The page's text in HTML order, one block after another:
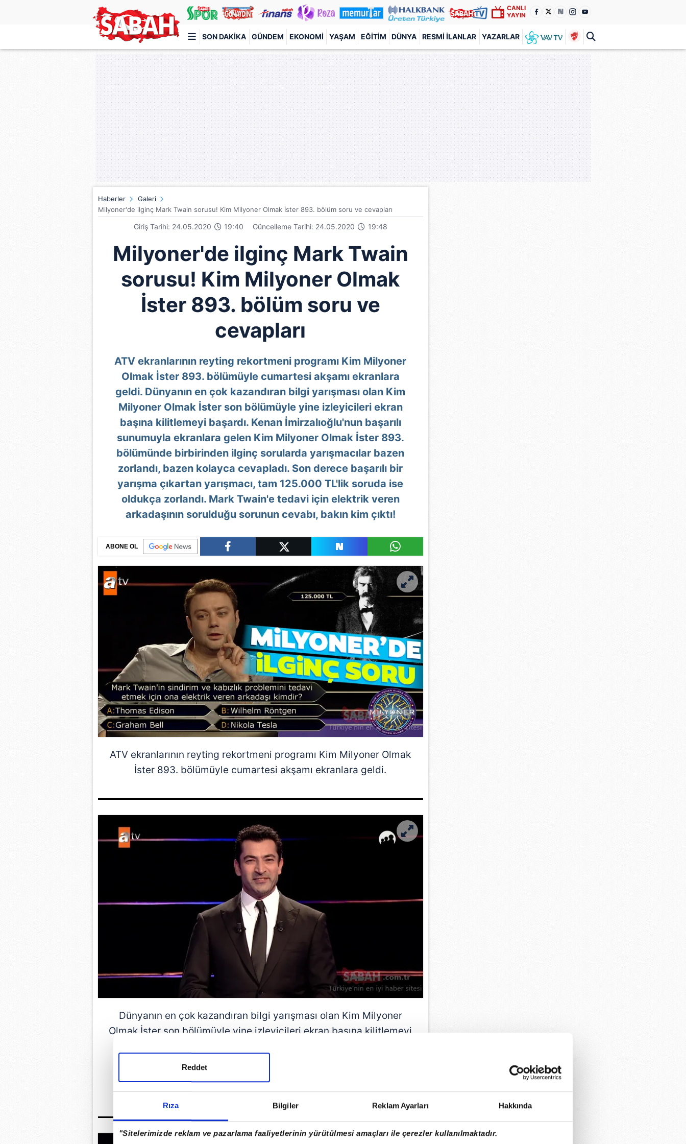
Rıza Bilgiler Reklam Ayarları Hakkında
"Sitelerimizde reklam ve pazarlama faaliyetlerinin yürütülmesi amaçları ile çerezler kullanılmaktadır.
Reddet
CANLI
YAYIN
SON DAKIKA GÜNDEM EKONOMI YAŞAM EĞITIM DÜNYA RESMI İLANLAR YAZARLAR
Türkiye'nin en iyi haber sitesi
Haberler
Galeri
Milyoner'de ilginç Mark Twain sorusu! Kim Milyoner Olmak İster 893. bölüm soru ve cevapları
Giriş Tarihi: 24.05.2020 19:40 Güncelleme Tarihi: 24.05.2020 19:48
Milyoner'de ilginç Mark Twain
sorusu! Kim Milyoner Olmak
İster 893. bölüm soru ve
cevapları
ATV ekranlarının reyting rekortmeni programı Kim Milyoner
Olmak İster 893. bölümüyle cumartesi akşamı ekranlara
geldi. Dünyanın en çok kazandıran bilgi yarışması olan Kim
Milyoner Olmak İster son bölümüyle yine izleyicileri ekran
başına kilitlemeyi başardı. Kenan İmirzalıoğlu'nun başarılı
sunumuyla ekranlara gelen Kim Milyoner Olmak İster 893.
bölümünde birbirinden ilginç sorularda yarışmacılar bazen
zorlandı, bazen kolayca cevapladı. Son derece başarılı bir
yarışma çıkartan yarışmacı, tam 125.000 TL'lik soruda ise
oldukça zorlandı. Mark Twain'e tedavi için elektrik veren
arkadaşının sorulduğu sorunun cevabı, bakın kim çıktı!
ABONE OL
ATV ekranlarının reyting rekortmeni programı Kim Milyoner Olmak
İster 893. bölümüyle cumartesi akşamı ekranlara geldi.
Dünyanın en çok kazandıran bilgi yarışması olan Kim Milyoner
Olmak İster son bölümüyle yine izleyicileri ekran başına kilitlemeyi
GÜNÜN EN ÖNEMLİ MANŞETLERİ İÇİN TIKLAYIN